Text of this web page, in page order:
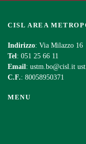
CISL AREA
Indirizzo: Via Milazzo
Tel: 051 25 66 11
Email: ustm.bo@cisl.it
C.F.: 80058950371
MENU